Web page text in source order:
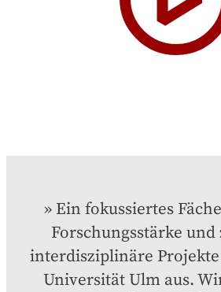
Ein fokussiertes
Forschungsstärke
interdisziplinäre
Universität Ulm aus.